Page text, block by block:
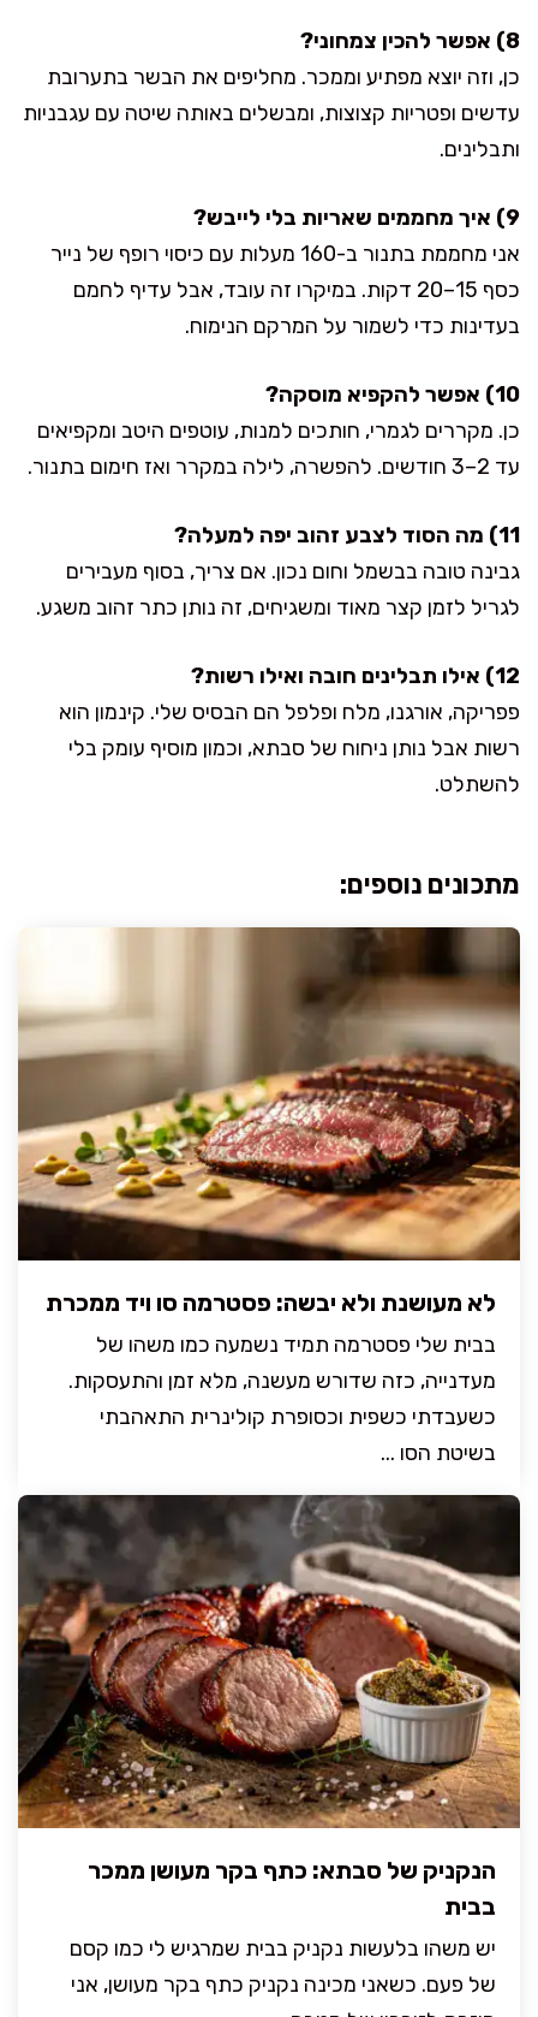
8) אפשר להכין צמחוני?
כן, וזה יוצא מפתיע וממכר. מחליפים את הבשר בתערובת
עדשים ופטריות קצוצות, ומבשלים באותה שיטה עם עגבניות
ותבלינים.
9) איך מחממים שאריות בלי לייבש?
אני מחממת בתנור ב-160 מעלות עם כיסוי רופף של נייר
כסף 15–20 דקות. במיקרו זה עובד, אבל עדיף לחמם
בעדינות כדי לשמור על המרקם הנימוח.
10) אפשר להקפיא מוסקה?
כן. מקררים לגמרי, חותכים למנות, עוטפים היטב ומקפיאים
עד 2–3 חודשים. להפשרה, לילה במקרר ואז חימום בתנור.
11) מה הסוד לצבע זהוב יפה למעלה?
גבינה טובה בבשמל וחום נכון. אם צריך, בסוף מעבירים
לגריל לזמן קצר מאוד ומשגיחים, זה נותן כתר זהוב משגע.
12) אילו תבלינים חובה ואילו רשות?
פפריקה, אורגנו, מלח ופלפל הם הבסיס שלי. קינמון הוא
רשות אבל נותן ניחוח של סבתא, וכמון מוסיף עומק בלי
להשתלט.
מתכונים נוספים:
לא מעושנת ולא יבשה: פסטרמה סו ויד ממכרת
בבית שלי פסטרמה תמיד נשמעה כמו משהו של
מעדנייה, כזה שדורש מעשנה, מלא זמן והתעסקות.
כשעבדתי כשפית וכסופרת קולינרית התאהבתי
בשיטת הסו ...
הנקניק של סבתא: כתף בקר מעושן ממכר
בבית
יש משהו בלעשות נקניק בבית שמרגיש לי כמו קסם
של פעם. כשאני מכינה נקניק כתף בקר מעושן, אני